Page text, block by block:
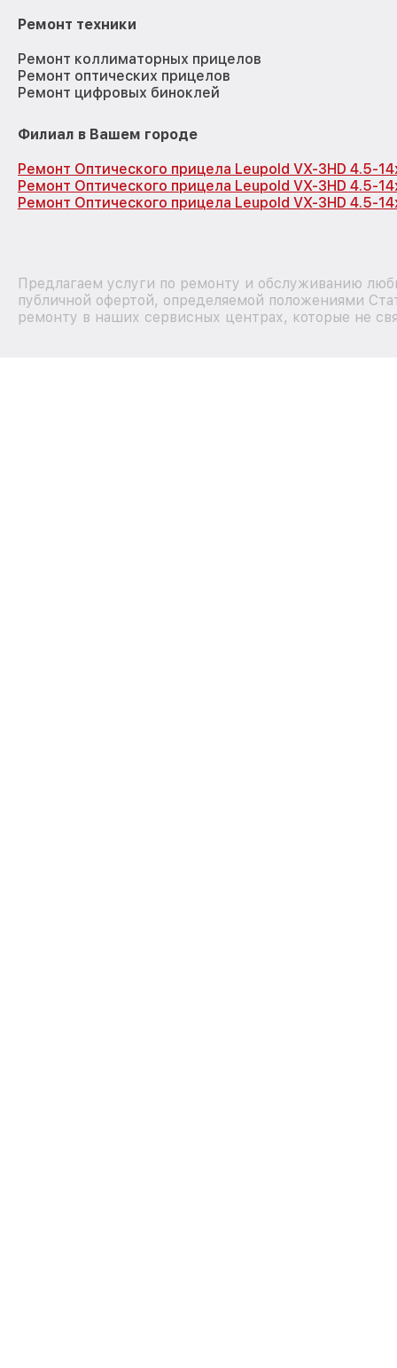
Ремонт техники
Ремонт коллиматорных прицелов
Ремонт оптических прицелов
Ремонт цифровых биноклей
Филиал в Вашем городе
Ремонт Оптического прицела Leupold VX-3HD 4.5-
Ремонт Оптического прицела Leupold VX-3HD 4.5-
Ремонт Оптического прицела Leupold VX-3HD 4.5-
Предлагаем услуги по ремонту и обслуживанию
публичной офертой, определяемой положениями
ремонту в наших сервисных центрах, которые не